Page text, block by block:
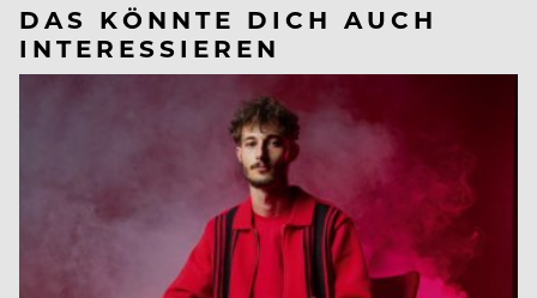
DAS KÖNNTE DICH AUCH
INTERESSIEREN